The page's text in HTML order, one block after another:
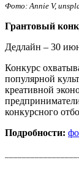
Фото: Annie V,
Грантовый
Дедлайн – 30
Конкурс
популярной
креативной
конкурсного
Подробности: